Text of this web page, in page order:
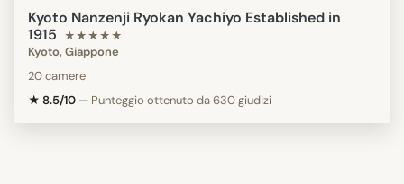
Kyoto Nanzenji Ryokan Yachiyo Established in
1915
★★★★★
Kyoto, Giappone
20 camere
★ 8.5/10 — Punteggio ottenuto da 630 giudizi